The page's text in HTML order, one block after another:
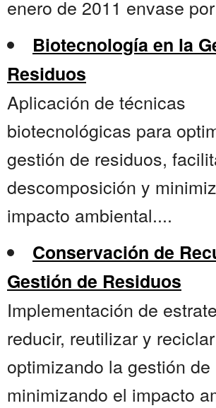
enero de 2011 envase
Biotecnología en la
Residuos
Aplicación de técnicas
biotecnológicas para
gestión de residuos,
descomposición y
impacto ambiental....
Conservación de
Gestión de Residuos
Implementación de
reducir, reutilizar y
optimizando la gestión
minimizando el impacto